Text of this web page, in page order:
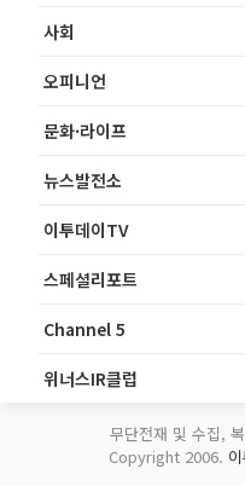
사회
오피니언
문화·라이프
뉴스발전소
이투데이TV
스페셜리포트
Channel 5
위너스IR클럽
무단전재 및 수집,
Copyright 2006.